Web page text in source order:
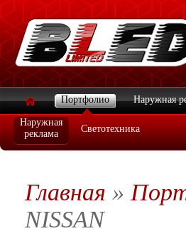
Портфолио
Наружная
реклама
Светотехника
Наружная
Главная »
NISSAN